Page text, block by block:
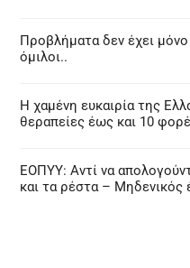
Προβλήματα δεν έχει μόνο
όμιλοι..
Η χαμένη ευκαιρία της
θεραπείες έως και 10
ΕΟΠΥΥ: Αντί να
και τα ρέστα –